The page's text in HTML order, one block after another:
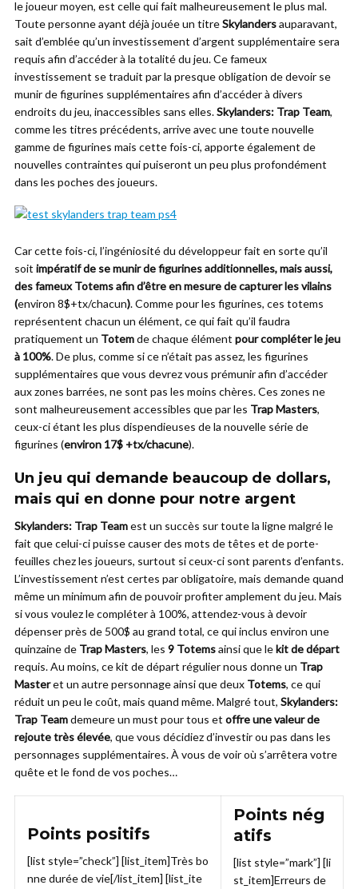
le joueur moyen, est celle qui fait malheureusement le plus mal.
Toute personne ayant déjà jouée un titreSkylandersauparavant,
sait d’emblée qu’un investissement d’argent supplémentaire sera
requis afin d’accéder à la totalité du jeu. Ce fameux
investissement se traduit par la presque obligation de devoir se
munir de figurines supplémentaires afin d’accéder à divers
endroits du jeu, inaccessibles sans elles.Skylanders: Trap Team,
comme les titres précédents, arrive avec une toute nouvelle
gamme de figurines mais cette fois-ci, apporte également de
nouvelles contraintes qui puiseront un peu plus profondément
dans les poches des joueurs.
Car cette fois-ci, l’ingéniosité du développeur fait en sorte qu’il
soit impératif de se munir de figurines additionnelles, mais aussi,
des fameux Totems afin d’être en mesure de capturer les vilains
(environ 8$+tx/chacun). Comme pour les figurines, ces totems
représentent chacun un élément, ce qui fait qu’il faudra
pratiquement un Totemde chaque élément pour compléter le jeu
à 100%. De plus, comme si ce n’était pas assez, les figurines
supplémentaires que vous devrez vous prémunir afin d’accéder
aux zones barrées, ne sont pas les moins chères. Ces zones ne
sont malheureusement accessibles que par les Trap Masters,
ceux-ci étant les plus dispendieuses de la nouvelle série de
figurines (environ 17$ +tx/chacune).
Un jeu qui demande beaucoup de dollars,
mais qui en donne pour notre argent
Skylanders: Trap Teamest un succès sur toute la ligne malgré le
fait que celui-ci puisse causer des mots de têtes et de porte-
feuilles chez les joueurs, surtout si ceux-ci sont parents d’enfants.
L’investissement n’est certes par obligatoire, mais demande quand
même un minimum afin de pouvoir profiter amplement du jeu. Mais
si vous voulez le compléter à 100%, attendez-vous à devoir
dépenser près de 500$ au grand total, ce qui inclus environ une
quinzaine de Trap Masters, les 9 Totemsainsi que lekit de départ
requis. Au moins, ce kit de départ régulier nous donne un Trap
Masteret un autre personnage ainsi que deux Totems, ce qui
réduit un peu le coût, mais quand même. Malgré tout, Skylanders:
Trap Teamdemeure un must pour tous et offre une valeur de
rejoute très élevée, que vous décidiez d’investir ou pas dans les
personnages supplémentaires. À vous de voir où s’arrêtera votre
quête et le fond de vos poches…
Points positifs
[list style=”check”] [list_item]Très bo
nne durée de vie[/list_item] [list_ite
Points nég
atifs
[list style=”mark”] [li
st_item]Erreurs de